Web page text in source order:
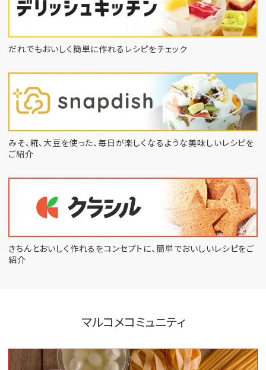
だれでもおいしく簡単に作れるレシピをチェック
みそ、糀、大豆を使った、毎日が楽しくなるような美味しいレシピを
ご紹介
きちんとおいしく作れるをコンセプトに、 簡単でおいしいレシピをご
紹介
マルコメコミュニティ